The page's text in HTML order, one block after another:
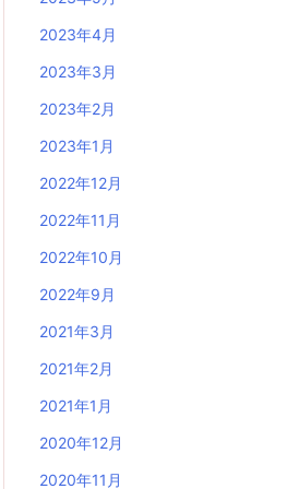
2023年4月
2023年3月
2023年2月
2023年1月
2022年12月
2022年11月
2022年10月
2022年9月
2021年3月
2021年2月
2021年1月
2020年12月
2020年11月